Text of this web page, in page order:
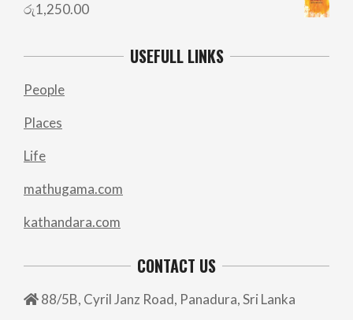
රු1,250.00
USEFULL LINKS
People
Places
Life
mathugama.com
kathandara.com
CONTACT US
88/5B, Cyril Janz Road, Panadura, Sri Lanka